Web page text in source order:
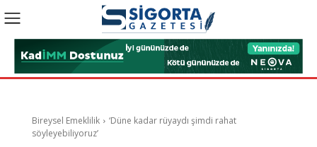
Bireysel Emeklilik
‘Düne kadar rüyaydı şimdi rahat
söyleyebiliyoruz’